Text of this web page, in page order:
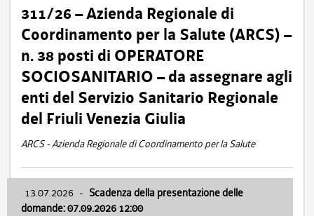
311/26 – Azienda Regionale di
Coordinamento per la Salute (ARCS) –
n. 38 posti di OPERATORE
SOCIOSANITARIO – da assegnare agli
enti del Servizio Sanitario Regionale
del Friuli Venezia Giulia
ARCS - Azienda Regionale di Coordinamento per la Salute
13.07.2026 - Scadenza della presentazione delle
domande: 07.09.2026 12:00